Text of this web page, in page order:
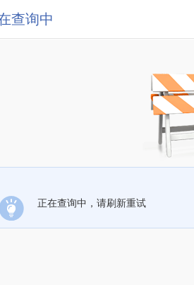
查询中
正在查询中，请刷新重试